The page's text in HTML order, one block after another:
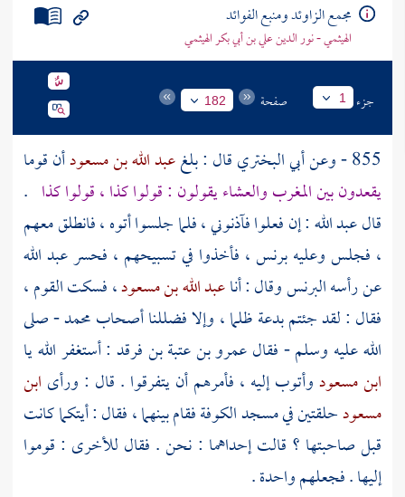
مجمع الزاوئد ومنبع الفوائد
الهيثمي - نور الدين علي بن أبي بكر الهيثمي
جزء 1 صفحة 182
855 - وعن أبي البختريقال : بلغعبد الله بن مسعودأن قوما
يقعدون بين المغرب والعشاء يقولون : قولوا كذا ، قولوا كذا .
قالعبد الله: إن فعلوا فآذنوني ، فلما جلسوا أتوه ، فانطلق معهم
، فجلس وعليه برنس ، فأخذوا في تسبيحهم ، فحسرعبد الله
عن رأسه البرنس وقال : أناعبد الله بن مسعود، فسكت القوم ،
فقال : لقد جئتم بدعة ظلما ، وإلا فضللنا أصحابمحمد- صلى
الله عليه وسلم - فقالعمرو بن عتبة بن فرقد : أستغفر الله يا
ابن مسعودوأتوب إليه ، فأمرهم أن يتفرقوا . قال : ورأى ابن
مسعودحلقتين فيمسجد الكوفةفقام بينهما ، فقال : أيتكما كانت
قبل صاحبتها ؟ قالت إحداهما : نحن . فقال للأخرى : قوموا
إليها . فجعلهم واحدة .